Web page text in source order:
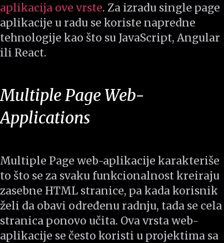
aplikacija ove vrste. Za izradu single page
aplikacije u radu se koriste napredne
tehnologije kao što su JavaScript, Angular
ili React.
Multiple Page Web-
Applications
Multiple Page web-aplikacije karakteriše
to što se za svaku funkcionalnost kreiraju
zasebne HTML stranice, pa kada korisnik
želi da obavi određenu radnju, tada se cela
stranica ponovo učita. Ova vrsta web-
aplikacije se često koristi u projektima sa